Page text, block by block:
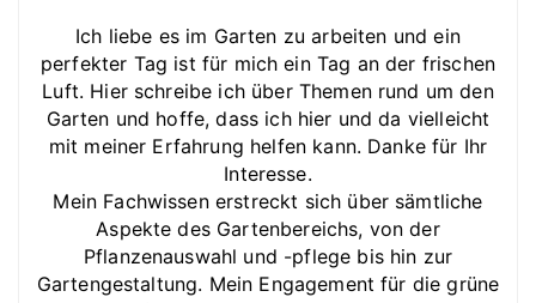
Ich liebe es im Garten zu arbeiten und ein
perfekter Tag ist für mich ein Tag an der frischen
Luft. Hier schreibe ich über Themen rund um den
Garten und hoffe, dass ich hier und da vielleicht
mit meiner Erfahrung helfen kann. Danke für Ihr
Interesse.
Mein Fachwissen erstreckt sich über sämtliche
Aspekte des Gartenbereichs, von der
Pflanzenauswahl und -pflege bis hin zur
Gartengestaltung. Mein Engagement für die grüne